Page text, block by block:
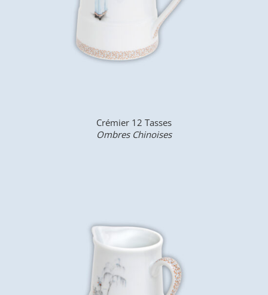
Crémier 12 Tasses
Ombres Chinoises